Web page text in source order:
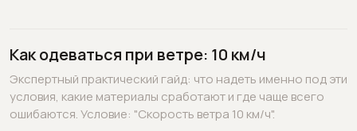
Как одеваться при ветре: 10 км/ч
Экспертный практический гайд: что надеть именно под эти
условия, какие материалы сработают и где чаще всего
ошибаются. Условие: "Скорость ветра 10 км/ч".